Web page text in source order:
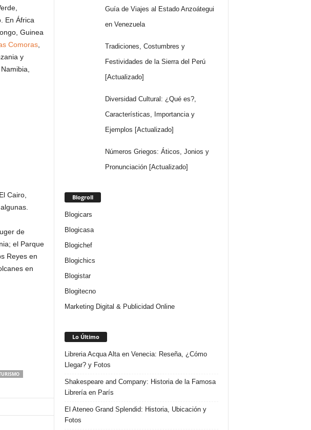
En África
Guinea
Comoras,
y
Cairo,
de
el Parque
Reyes en
en
Guía de Viajes al Estado Anzoátegui
en Venezuela
Tradiciones, Costumbres y
Festividades de la Sierra del Perú
[Actualizado]
Diversidad Cultural: ¿Qué es?,
Características, Importancia y
Ejemplos [Actualizado]
Números Griegos: Áticos, Jonios y
Pronunciación [Actualizado]
Blogroll
Blogicars
Blogicasa
Blogichef
Blogichics
Blogistar
Blogitecno
Marketing Digital & Publicidad Online
Lo Último
Libreria Acqua Alta en Venecia: Reseña, ¿Cómo
Llegar? y Fotos
Shakespeare and Company: Historia de la Famosa
Librería en París
El Ateneo Grand Splendid: Historia, Ubicación y
Fotos